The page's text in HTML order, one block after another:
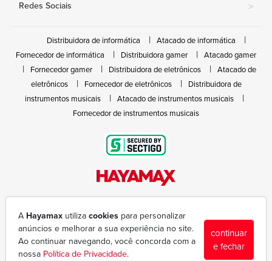
Redes Sociais >
Distribuidora de informática
Atacado de informática
Fornecedor de informática
Distribuidora gamer
Atacado gamer
Fornecedor gamer
Distribuidora de eletrônicos
Atacado de
eletrônicos
Fornecedor de eletrônicos
Distribuidora de
instrumentos musicais
Atacado de instrumentos musicais
Fornecedor de instrumentos musicais
(43) 3377-6600
hayamax@hayamax.com.br
Segunda à sexta das 8:00 às 18:00
A Hayamax utiliza cookies para personalizar
anúncios e melhorar a sua experiência no site.
Ao continuar navegando, você concorda com a
nossa Política de Privacidade.
continuar
e fechar